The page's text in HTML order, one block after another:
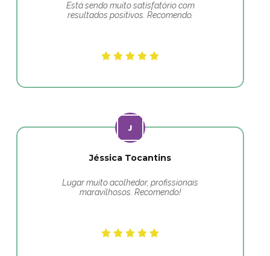
Está sendo muito satisfatório com
resultados positivos. Recomendo.
Jéssica Tocantins
Lugar muito acolhedor, profissionais
maravilhosos. Recomendo!